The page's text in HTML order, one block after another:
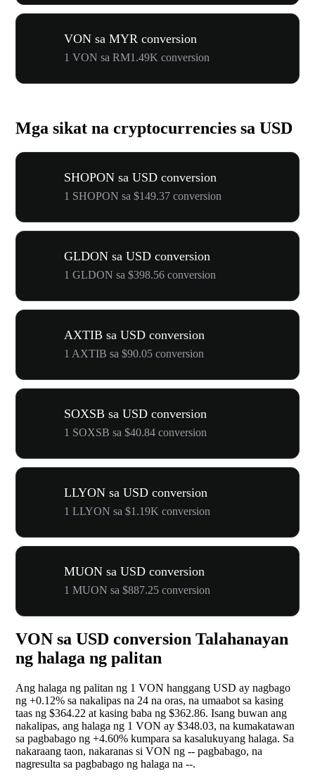
VON sa MYR conversion
1 VON sa RM1.49K conversion
Mga sikat na cryptocurrencies sa USD
SHOPON sa USD conversion
1 SHOPON sa $149.37 conversion
GLDON sa USD conversion
1 GLDON sa $398.56 conversion
AXTIB sa USD conversion
1 AXTIB sa $90.05 conversion
SOXSB sa USD conversion
1 SOXSB sa $40.84 conversion
LLYON sa USD conversion
1 LLYON sa $1.19K conversion
MUON sa USD conversion
1 MUON sa $887.25 conversion
VON sa USD conversion Talahanayan
ng halaga ng palitan
Ang halaga ng palitan ng 1 VON hanggang USD ay nagbago
ng +0.12% sa nakalipas na 24 na oras, na umaabot sa kasing
taas ng $364.22 at kasing baba ng $362.86. Isang buwan ang
nakalipas, ang halaga ng 1 VON ay $348.03, na kumakatawan
sa pagbabago ng +4.60% kumpara sa kasalukuyang halaga. Sa
nakaraang taon, nakaranas si VON ng -- pagbabago, na
nagresulta sa pagbabago ng halaga na --.